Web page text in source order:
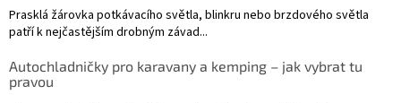
Prasklá žárovka potkávacího světla, blinkru nebo brzdového světla
patří k nejčastějším drobným závad...
Autochladničky pro karavany a kemping – jak vybrat tu
pravou